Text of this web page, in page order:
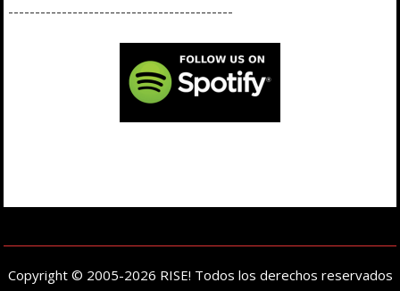
------------------------------------------
Copyright © 2005-2026 RISE! Todos los derechos reservados